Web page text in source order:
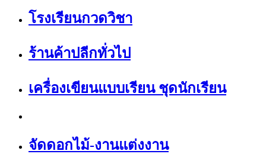
โรงเรียนกวดวิชา
ร้านค้าปลีกทั่วไป
เครื่องเขียนแบบเรียน ชุดนักเรียน
จัดดอกไม้-งานแต่งงาน